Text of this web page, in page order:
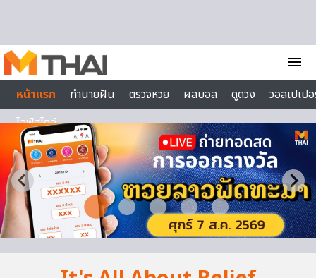
menu
หน้าแรก
ทำนายฝัน ตรวจหวย ผลบอล ดูดวง
วอลเปเป
ไลฟ์สไตล์